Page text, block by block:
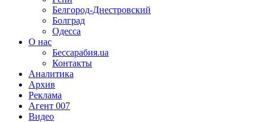
Белгород-Днестровский
Болград
Одесса
О нас
Бессарабия.ua
Контакты
Аналитика
Архив
Реклама
Агент 007
Видео